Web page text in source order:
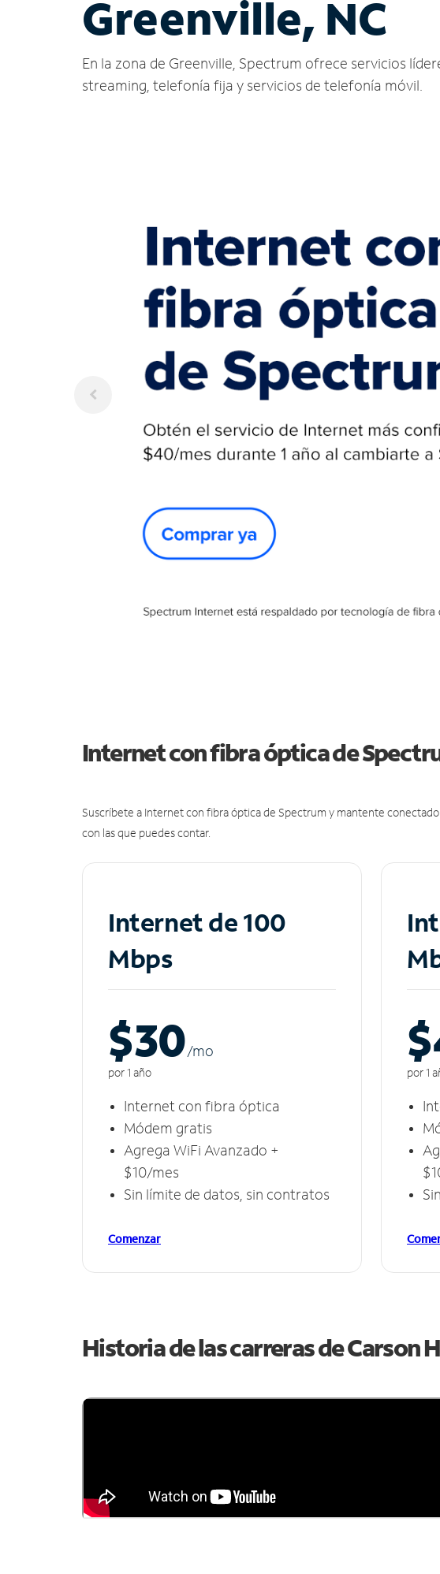
Greenville, NC
En la zona de Greenville, Spectrum ofrece servicios
streaming, telefonía fija y servicios de telefonía móvil.
Internet con fibra óptica de
Suscríbete a Internet con fibra óptica de Spectrum y mantente
con las que puedes contar.
Internet de 100
Mbps
$30/mo
por 1 año
Internet con fibra óptica
Módem gratis
Agrega WiFi Avanzado +
$10/mes
Sin límite de datos, sin contratos
Comenzar
por 1
Historia de las carreras de Carson